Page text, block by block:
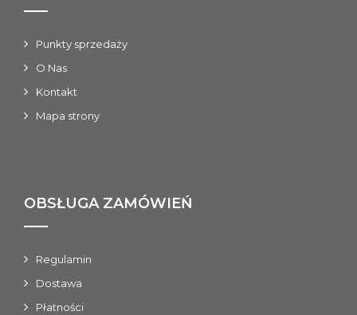
Punkty sprzedaży
O Nas
Kontakt
Mapa strony
OBSŁUGA ZAMÓWIEŃ
Regulamin
Dostawa
Płatności